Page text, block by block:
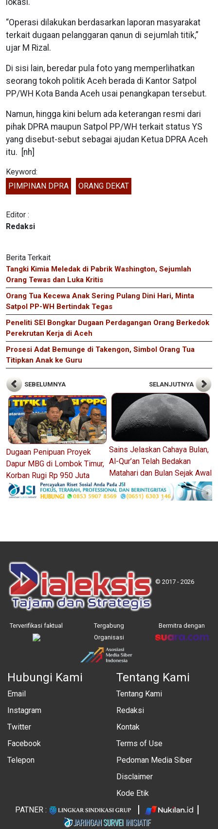
lokasi.
“Operasi dilakukan berdasarkan laporan masyarakat
terkait dugaan pelanggaran qanun di sejumlah titik,”
ujar M Rizal.
Di sisi lain, beredar pula foto yang memperlihatkan
seorang tokoh politik Aceh berada di Kantor Satpol
PP/WH Kota Banda Aceh usai penangkapan tersebut.
Namun, hingga kini belum ada keterangan resmi dari
pihak DPRA maupun Satpol PP/WH terkait status YS
yang disebut-sebut sebagai ajudan Ketua DPRA Aceh
itu. [nh]
Keyword:
PIMPINAN DPRA
ORANG DEKAT
Editor :
Redaksi
Berita Terkait
Tangki Kimia Meledak di Pabrik Washington, Sejumlah
Orang Tewas dan Luka Kritis
Orang Tua Kecewa Anak Sering Pulang Dini Hari, Minta
Satpol PP-WH Bertindak Tegas
Peneliti SEI Bongkar Dugaan Perdagangan Orang Berkedok
Perekrutan Kerja di Aceh
Prosesi Adat Bemunge di Takengon, Simbol Orang Tua
Titipkan Anak ke Guru
SEBELUMNYA
Dugaan Penipuan Proyek
Dapur MBG di Lombok Timur,
Korban Rugi Rp 950 Juta
SELANJUTNYA
Sains Jelaskan Cahaya Bulan,
Al-Qur’an Telah Bedakan
Matahari dan Bulan Sejak Awal
© 2017 - 2026
Terverifikasi faktual
Tergabung
Organisasi
Bermitra dengan
Hubungi Kami
Email
Instagram
Twitter
Facebook
Telepon
Tentang Kami
Tentang Kami
Redaksi
Kontak
Terms of Use
Pedoman Media Siber
Disclaimer
Kode Etik
PATNER :